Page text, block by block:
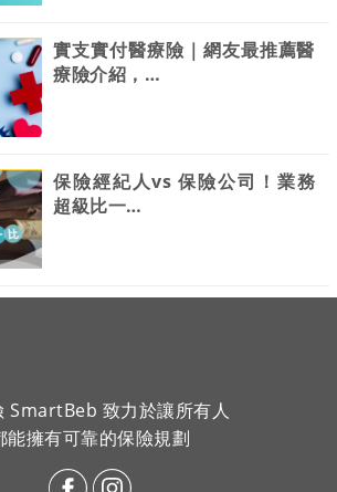
實支實付醫療險｜網友最推薦醫
療險介紹，…
保險經紀人vs 保險公司！業務
超級比一…
SmartBeb 致力於讓所有人
能擁有可靠的保險規劃